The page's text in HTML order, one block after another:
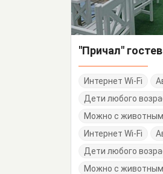
"Причал"
Интернет Wi-Fi
Дети любого
Можно с
Интернет Wi-Fi
Дети любого
Можно с